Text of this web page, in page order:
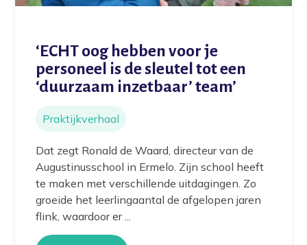
‘ECHT oog hebben voor je
personeel is de sleutel tot een
‘duurzaam inzetbaar’ team’
Praktijkverhaal
Dat zegt Ronald de Waard, directeur van de
Augustinusschool in Ermelo. Zijn school heeft
te maken met verschillende uitdagingen. Zo
groeide het leerlingaantal de afgelopen jaren
flink, waardoor er ...